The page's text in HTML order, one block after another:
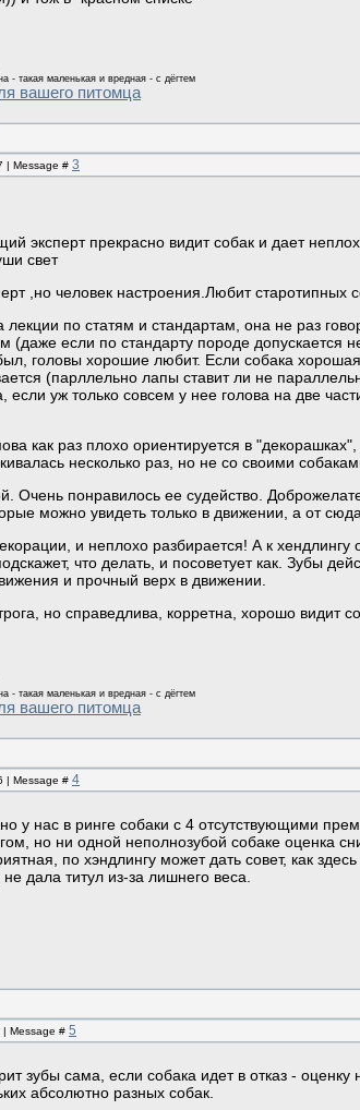
- такая маленькая и вредная - с дёгтем
вашего питомца
| Message # 3
эксперт прекрасно видит собак и дает
свет
,но человек настроения.Любит старотипных
по статям и стандартам, она не раз
(даже если по стандарту породе
головы хорошие любит. Если собака
(парллельно лапы ставит ли не
если уж только совсем у нее голова на две
как раз плохо ориентируется в
несколько раз, но не со своими
Очень понравилось ее судейство.
можно увидеть только в движении, а от
и неплохо разбирается! А к
что делать, и посоветует как. Зубы
и прочный верх в движении.
но справедлива, корретна, хорошо видит
- такая маленькая и вредная - с дёгтем
вашего питомца
| Message # 4
у нас в ринге собаки с 4 отсутствующими
но ни одной неполнозубой собаке оценка
по хэндлингу может дать совет, как
дала титул из-за лишнего веса.
| Message # 5
зубы сама, если собака идет в отказ -
абсолютно разных собак.